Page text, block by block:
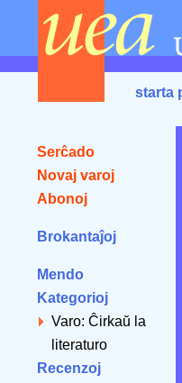
starta
Serĉado
Novaj varoj
Abonoj
Brokantaĵoj
Mendo
Kategorioj
Varo: Ĉirkaŭ la
literaturo
Recenzoj